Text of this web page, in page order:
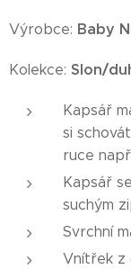
Výrobce: Baby
Kolekce: Slon/
Kapsář
si
ruce
Kapsář
suchým
Svrchní
Vnítřek z